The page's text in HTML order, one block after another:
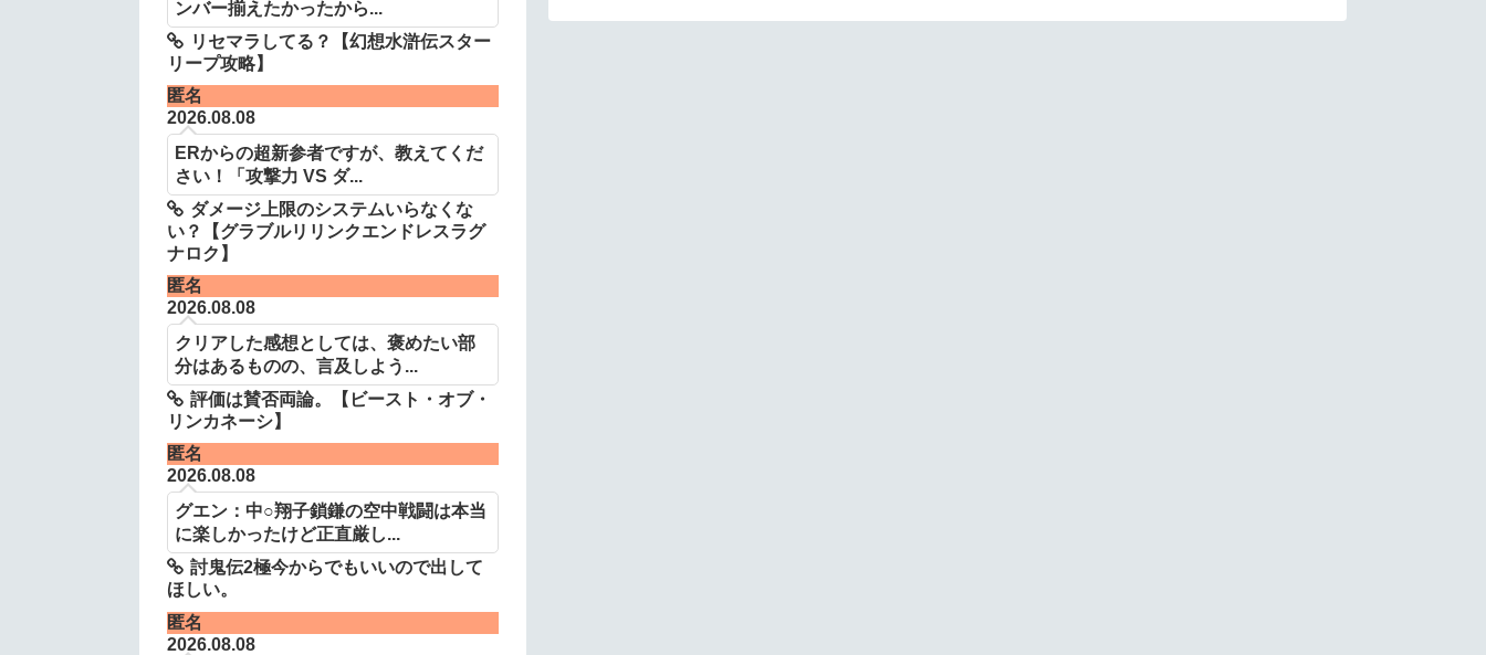
ンバー揃えたかったから...
リセマラしてる？【幻想水滸伝スター
リープ攻略】
匿名
2026.08.08
ERからの超新参者ですが、教えてくだ
さい！「攻撃力 VS ダ...
ダメージ上限のシステムいらなくな
い？【グラブルリリンクエンドレスラグ
ナロク】
匿名
2026.08.08
クリアした感想としては、褒めたい部
分はあるものの、言及しよう...
評価は賛否両論。【ビースト・オブ・
リンカネーシ】
匿名
2026.08.08
グエン：中○翔子鎖鎌の空中戦闘は本当
に楽しかったけど正直厳し...
討鬼伝2極今からでもいいので出して
ほしい。
匿名
2026.08.08